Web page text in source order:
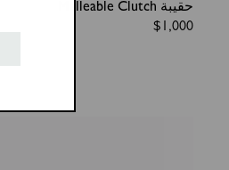
حقيبة Malleable Clutch
Regular
$1,000